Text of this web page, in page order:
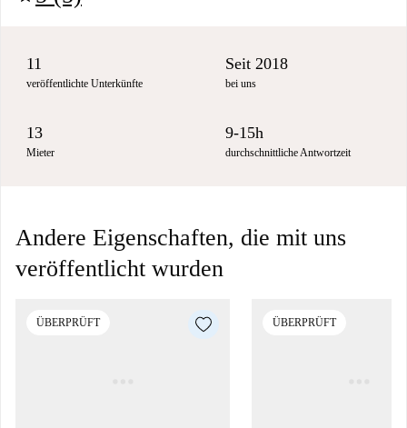
11
veröffentlichte Unterkünfte
Seit 2018
bei uns
13
Mieter
9-15h
durchschnittliche Antwortzeit
Andere Eigenschaften, die mit uns
veröffentlicht wurden
ÜBERPRÜFT ÜBERPRÜFT